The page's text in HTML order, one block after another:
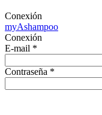
Conexión
myAshampoo
Conexión
E-mail *
Contraseña *